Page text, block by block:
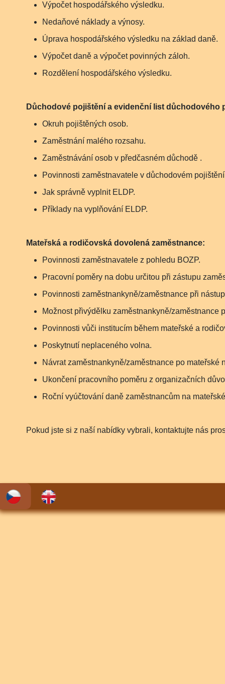
Výpočet hospodářského výsledku.
Nedaňové náklady a výnosy.
Úprava hospodářského výsledku na základ daně.
Výpočet daně a výpočet povinných záloh.
Rozdělení hospodářského výsledku.
Důchodové pojištění a evidenční list důchodového
Okruh pojištěných osob.
Zaměstnání malého rozsahu.
Zaměstnávání osob v předčasném důchodě .
Povinnosti zaměstnavatele v důchodovém
Jak správně vyplnit ELDP.
Příklady na vyplňování ELDP.
Mateřská a rodičovská dovolená zaměstnance:
Povinnosti zaměstnavatele z pohledu BOZP.
Pracovní poměry na dobu určitou při zástupu
Povinnosti zaměstnankyně/zaměstnance při
Možnost přivýdělku zaměstnankyně/zaměstnance
Povinnosti vůči institucím během mateřské a
Poskytnutí neplaceného volna.
Návrat zaměstnankyně/zaměstnance po mateřské
Ukončení pracovního poměru z organizačních
Roční vyúčtování daně zaměstnancům na
Pokud jste si z naší nabídky vybrali, kontaktujte nás